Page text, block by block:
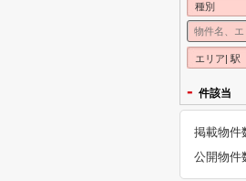
種別
エリア| 駅
- 件該当
掲載物件
公開物件